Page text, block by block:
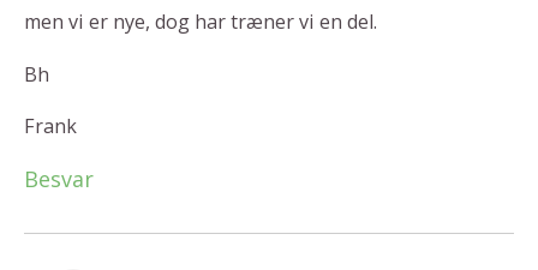
men vi er nye, dog har træner vi en del.
Bh
Frank
Besvar